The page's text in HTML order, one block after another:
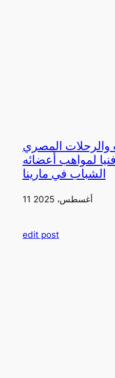
والرحلات المصري
لمواهب أعضائه
الشباب في مارينا
11 أغسطس، 2025
edit post